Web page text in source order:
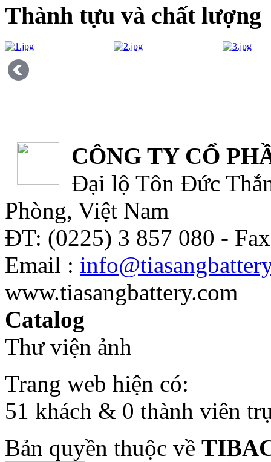
Thành tựu và chất lượng
CÔNG TY CỔ
Đại lộ Tôn Đức
Phòng, Việt Nam
ĐT: (0225) 3 857 080 -
Email :
www.tiasangbattery.com
Catalog
Thư viện ảnh
Trang web hiện có:
51 khách & 0 thành viên
Bản quyền thuộc về